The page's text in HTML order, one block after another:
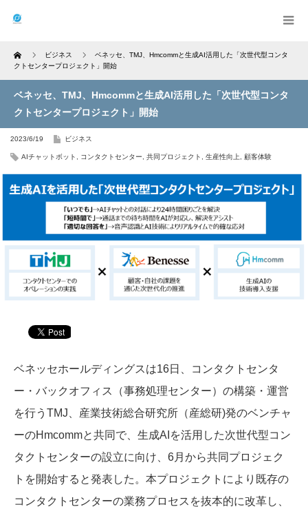
Home ビジネス
ベネッセ、TMJ、Hmcommと生成AI活用した「次世代型コンタ
クトセンタープロジェクト」開始
ベネッセ、TMJ、Hmcommと生成AI活用した「次世代型コンタ
クトセンタープロジェクト」開始
2023/6/19 ビジネス
AIチャットボット コンタクトセンター 共同プロジェクト 生産性向上 顧客体験
ベネッセホールディングスは16日、コンタクトセンタ
ー・バックオフィス（事務処理センター）の構築・運営
を行うTMJ、産業技術総合研究所（産総研)発のベンチャ
ーのHmcommと共同で、生成AIを活用した次世代型コン
タクトセンターの設立に向け、6月から共同プロジェク
トを開始すると発表した。本プロジェクトにより既存の
コンタクトセンターの業務プロセスを抜本的に改革し、